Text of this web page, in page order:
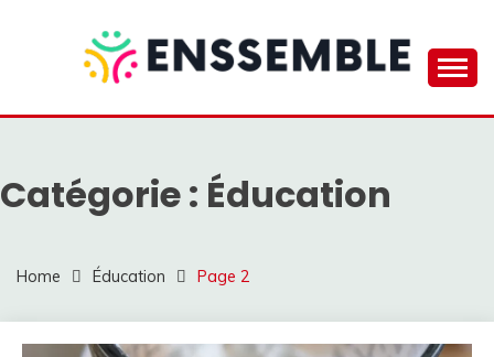
ENSSEMBLE
Catégorie : Éducation
Home Éducation Page 2